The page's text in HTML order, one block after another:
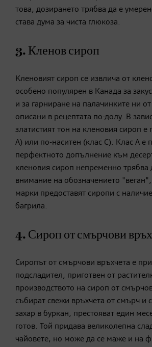
това, дозирането трябва да е
става дума за чиста глюкоза.
3. Кленов сироп
Кленовият сироп се извлича от
особено популярен в Канада за
и за гарниране на палачинките ни
описани в рецептата по-долу. В
златистият тон на кленовия сироп е
А) или по-наситен (клас С). Клас А е
перфектното допълнение към
кленовия сироп непременно трябва
внимание на обозначението
марки предоставят сиропи с
багрила.
4. Сироп от смърчови
Сиропът от смърчови връхчета е
подсладител, приготвен от
производството на сироп от
събират свежи връхчета от смърч и
захар в буркан, престояват един
готов. Той придава великолепна
чайовете, но може да се маже и на